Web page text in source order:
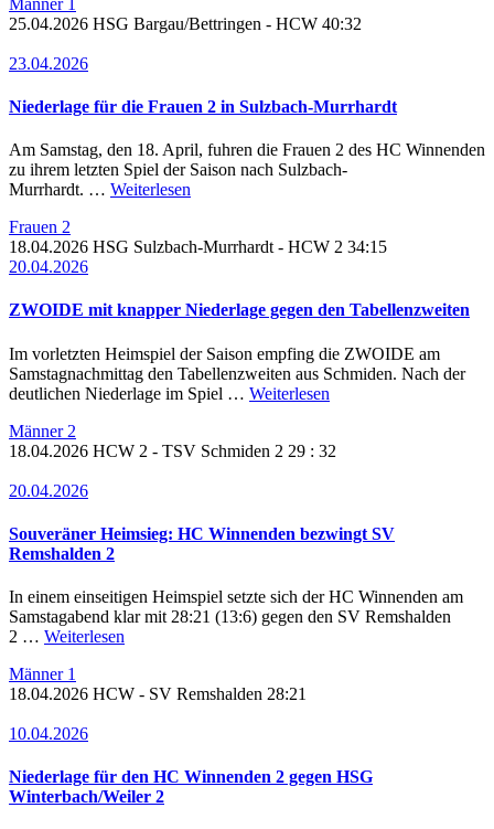
25.04.2026 HSG Bargau/Bettringen - HCW 40:32
23.04.2026
Niederlage für die Frauen 2 in Sulzbach-Murrhardt
Am Samstag, den 18. April, fuhren die Frauen 2 des HC Winnenden
zu ihrem letzten Spiel der Saison nach Sulzbach-
Murrhardt. … Weiterlesen
Frauen 2
18.04.2026 HSG Sulzbach-Murrhardt - HCW 2 34:15
20.04.2026
ZWOIDE mit knapper Niederlage gegen den Tabellenzweiten
Im vorletzten Heimspiel der Saison empfing die ZWOIDE am
Samstagnachmittag den Tabellenzweiten aus Schmiden. Nach der
deutlichen Niederlage im Spiel … Weiterlesen
Männer 2
18.04.2026 HCW 2 - TSV Schmiden 2 29 : 32
20.04.2026
Souveräner Heimsieg: HC Winnenden bezwingt SV
Remshalden 2
In einem einseitigen Heimspiel setzte sich der HC Winnenden am
Samstagabend klar mit 28:21 (13:6) gegen den SV Remshalden
2 … Weiterlesen
Männer 1
18.04.2026 HCW - SV Remshalden 28:21
10.04.2026
Niederlage für den HC Winnenden 2 gegen HSG
Winterbach/Weiler 2